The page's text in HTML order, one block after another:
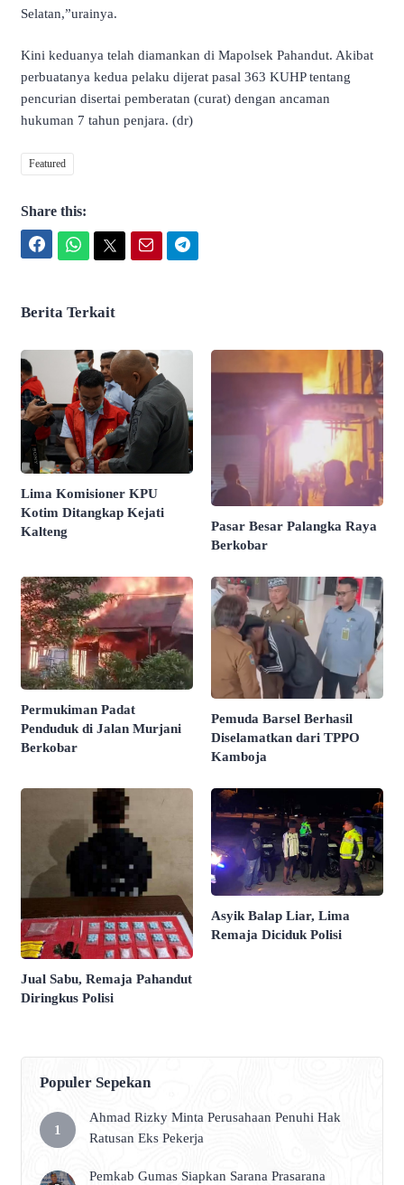
Selatan,”urainya.
Kini keduanya telah diamankan di Mapolsek Pahandut. Akibat
perbuatanya kedua pelaku dijerat pasal 363 KUHP tentang
pencurian disertai pemberatan (curat) dengan ancaman
hukuman 7 tahun penjara. (dr)
Featured
Share this:
Berita Terkait
Lima Komisioner KPU
Kotim Ditangkap Kejati
Kalteng
Pasar Besar Palangka Raya
Berkobar
Permukiman Padat
Penduduk di Jalan Murjani
Berkobar
Pemuda Barsel Berhasil
Diselamatkan dari TPPO
Kamboja
Jual Sabu, Remaja Pahandut
Diringkus Polisi
Asyik Balap Liar, Lima
Remaja Diciduk Polisi
Populer Sepekan
Ahmad Rizky Minta Perusahaan Penuhi Hak
Ratusan Eks Pekerja
Pemkab Gumas Siapkan Sarana Prasarana